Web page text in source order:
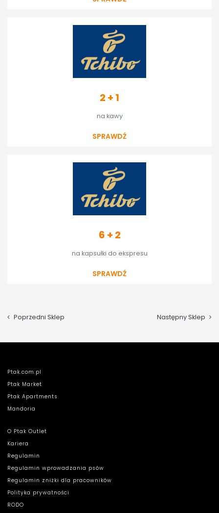
2 + 1
na kawy
SPRAWDŹ
6 + 2
na kapsułki do ekspresu
SPRAWDŹ
Poprzedni Sklep Następny Sklep
Ptak.com.pl
Ptak Market
Ptak Apartments
Mandoria
O Ptak Outlet
Kariera
Regulamin
Regulamin wprowadzania psów
Regulamin zniżki dla pracowników
Polityka prywatności
RODO